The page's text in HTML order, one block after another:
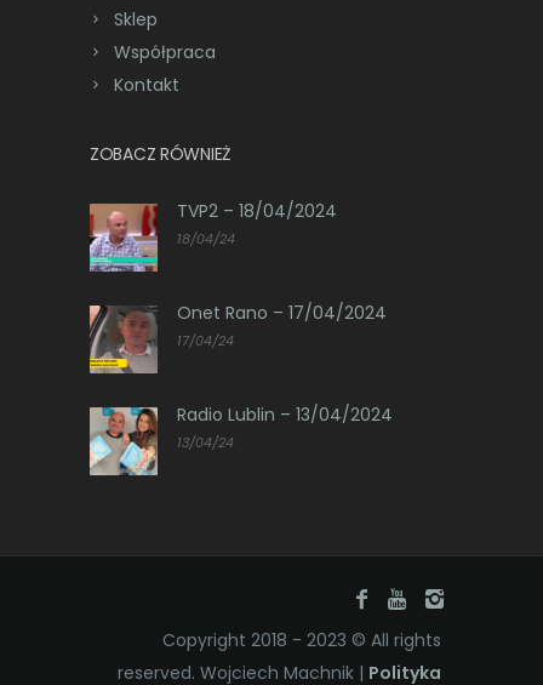
Sklep
Współpraca
Kontakt
ZOBACZ RÓWNIEŻ
TVP2 – 18/04/2024
18/04/24
Onet Rano – 17/04/2024
17/04/24
Radio Lublin – 13/04/2024
13/04/24
Copyright 2018 - 2023 © All rights
reserved. Wojciech Machnik | Polityka